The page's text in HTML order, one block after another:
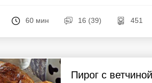
60 мин 16 (39) 451
Пирог с